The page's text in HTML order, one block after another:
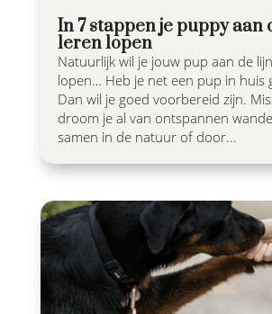
In 7 stappen je puppy aan
leren lopen
Natuurlijk wil je jouw pup aan de
lopen… Heb je net een pup in huis
Dan wil je goed voorbereid zijn.
droom je al van ontspannen
samen in de natuur of door...